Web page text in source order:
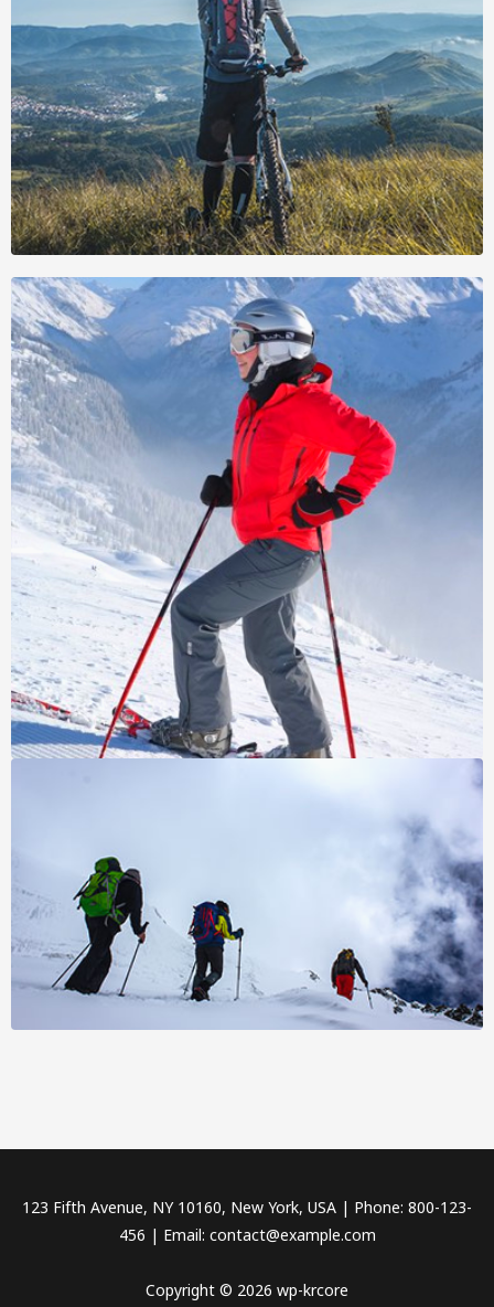
123 Fifth Avenue, NY 10160, New York, USA | Phone: 800-123-
456 | Email: contact@example.com
Copyright © 2026 wp-krcore